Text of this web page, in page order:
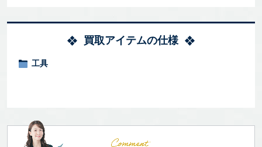
買取アイテムの仕様
工具